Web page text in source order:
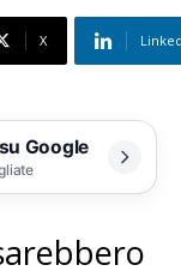
X
Google